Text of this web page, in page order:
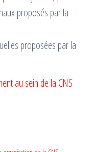
proposés par la
proposées par la
au sein de la CNS